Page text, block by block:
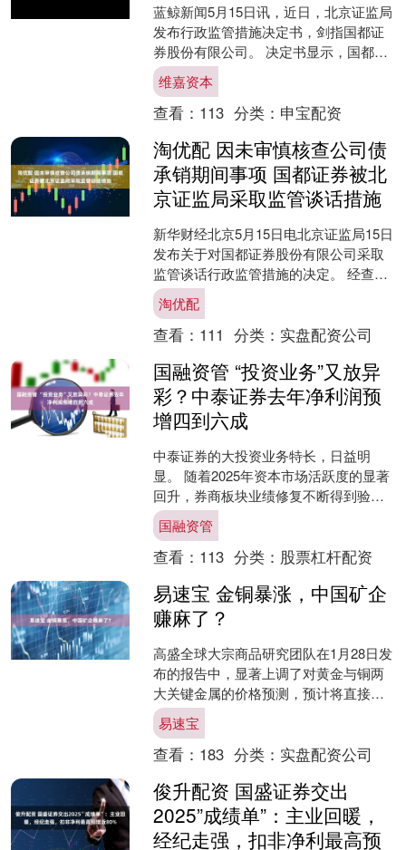
蓝鲸新闻5月15日讯，近日，北京证监局
发布行政监管措施决定书，剑指国都证
券股份有限公司。 决定书显示，国都证
券股份有限公司在公司债券承销个别项
目中，存在未审慎核....
维嘉资本
查看： 113 分类： 申宝配资
淘优配 因未审慎核查公司债
承销期间事项 国都证券被北
京证监局采取监管谈话措施
新华财经北京5月15日电北京证监局15日
发布关于对国都证券股份有限公司采取
监管谈话行政监管措施的决定。 经查，
国都证券在公司债券承销个别项目中，
存在未审慎核查发....
淘优配
查看： 111 分类： 实盘配资公司
国融资管 “投资业务”又放异
彩？中泰证券去年净利润预
增四到六成
中泰证券的大投资业务特长，日益明
显。 随着2025年资本市场活跃度的显著
回升，券商板块业绩修复不断得到验
证。1月29日，中泰证券发布业绩预增公
告。 公司预计全年....
国融资管
查看： 113 分类： 股票杠杆配资
易速宝 金铜暴涨，中国矿企
赚麻了？
高盛全球大宗商品研究团队在1月28日发
布的报告中，显著上调了对黄金与铜两
大关键金属的价格预测，预计将直接驱
动中国相关矿业企业的盈利预期系统性
上修。报告指出，资源....
易速宝
查看： 183 分类： 实盘配资公司
俊升配资 国盛证券交出
2025”成绩单”：主业回暖，
经纪走强，扣非净利最高预